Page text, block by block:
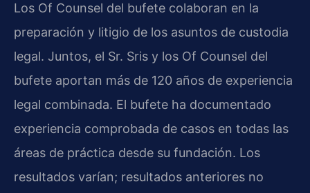
Los Of Counsel del bufete colaboran en la
preparación y litigio de los asuntos de custodia
legal. Juntos, el Sr. Sris y los Of Counsel del
bufete aportan más de 120 años de experiencia
legal combinada. El bufete ha documentado
experiencia comprobada de casos en todas las
áreas de práctica desde su fundación. Los
resultados varían; resultados anteriores no